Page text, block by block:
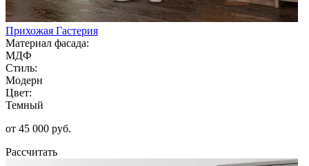
Прихожая Гастерия
Материал фасада:
МДФ
Стиль:
Модерн
Цвет:
Темный
от 45 000 руб.
Рассчитать